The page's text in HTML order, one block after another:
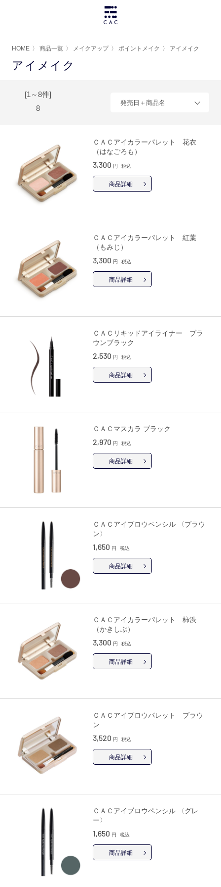
HOME 〉 商品一覧 〉 メイクアップ 〉 ポイントメイク 〉 アイメイク
アイメイク
[1～8件]
8
発売日＋商品名
ＣＡＣアイカラーパレット 花衣
（はなごろも）
3,300 円 税込
商品詳細
ＣＡＣアイカラーパレット 紅葉
（もみじ）
3,300 円 税込
商品詳細
ＣＡＣリキッドアイライナー ブラ
ウンブラック
2,530 円 税込
商品詳細
ＣＡＣマスカラ ブラック
2,970 円 税込
商品詳細
ＣＡＣアイブロウペンシル 〈ブラウ
ン〉
1,650 円 税込
商品詳細
ＣＡＣアイカラーパレット 柿渋
（かきしぶ）
3,300 円 税込
商品詳細
ＣＡＣアイブロウパレット ブラウ
ン
3,520 円 税込
商品詳細
ＣＡＣアイブロウペンシル 〈グレ
ー〉
1,650 円 税込
商品詳細